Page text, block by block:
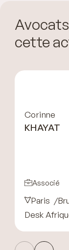
cette
Corinne
KHAYAT
Associé
Paris
Desk